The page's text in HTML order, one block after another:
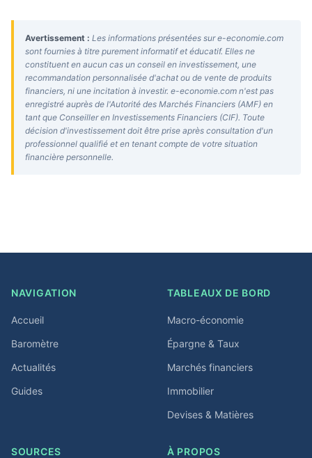
Avertissement : Les informations présentées sur e-economie.com
sont fournies à titre purement informatif et éducatif. Elles ne
constituent en aucun cas un conseil en investissement, une
recommandation personnalisée d'achat ou de vente de produits
financiers, ni une incitation à investir. e-economie.com n'est pas
enregistré auprès de l'Autorité des Marchés Financiers (AMF) en
tant que Conseiller en Investissements Financiers (CIF). Toute
décision d'investissement doit être prise après consultation d'un
professionnel qualifié et en tenant compte de votre situation
financière personnelle.
NAVIGATION
Accueil
Baromètre
Actualités
Guides
TABLEAUX DE BORD
Macro-économie
Épargne & Taux
Marchés financiers
Immobilier
Devises & Matières
SOURCES À PROPOS